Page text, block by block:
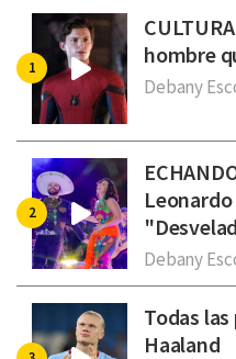
hombre
Debany
Debany
Todas
Haaland